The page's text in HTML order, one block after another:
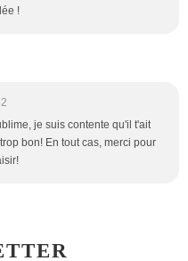
!
je suis contente qu'il t'ait
bon! En tout cas, merci pour